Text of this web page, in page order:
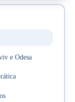
e Odesa